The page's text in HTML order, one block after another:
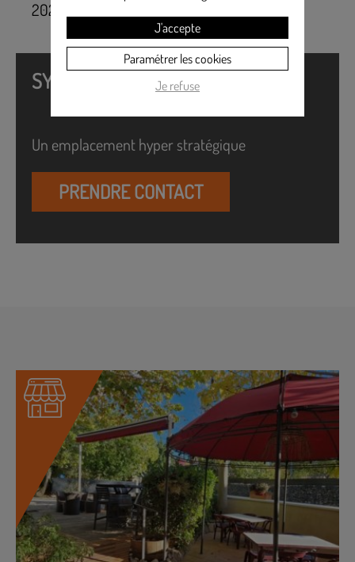
2022079
SYNTHÈSE
Un emplacement hyper stratégique
PRENDRE CONTACT
J'accepte
Paramétrer les cookies
Je refuse